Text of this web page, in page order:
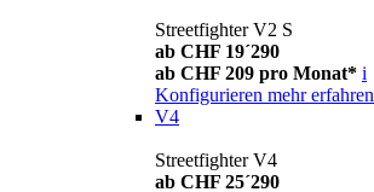
Streetfighter V2 S
ab CHF 19´290
ab CHF 209 pro Monat* i
Konfigurieren mehr erfahren
V4
Streetfighter V4
ab CHF 25´290